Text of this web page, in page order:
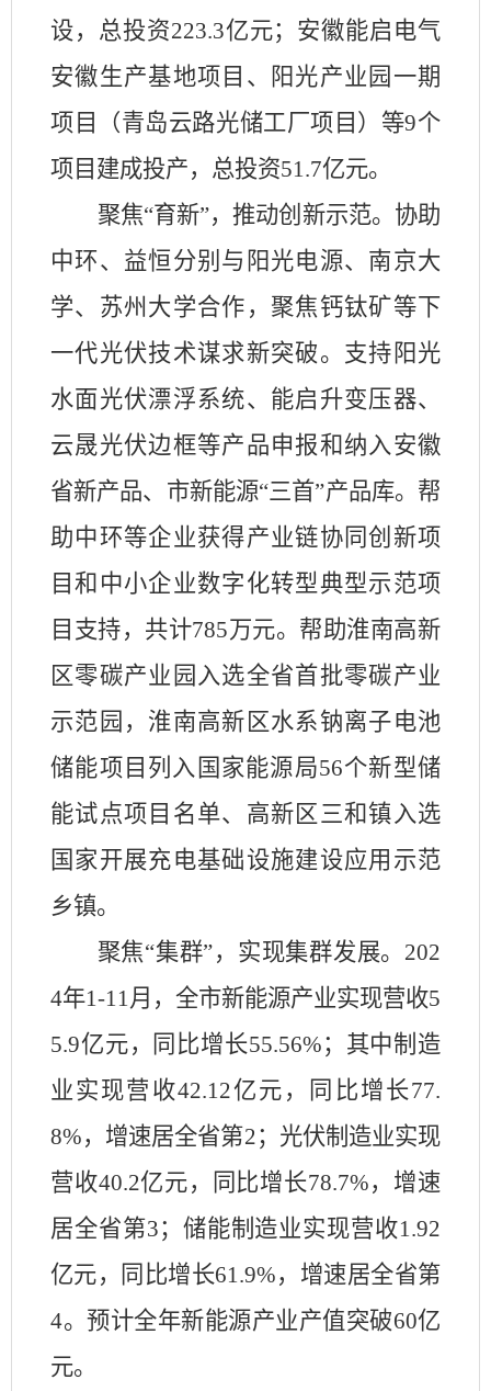
设，总投资223.3亿元；安徽能启电气
安徽生产基地项目、阳光产业园一期
项目（青岛云路光储工厂项目）等9个
项目建成投产，总投资51.7亿元。
聚焦“育新”，推动创新示范。协助
中环、益恒分别与阳光电源、南京大
学、苏州大学合作，聚焦钙钛矿等下
一代光伏技术谋求新突破。支持阳光
水面光伏漂浮系统、能启升变压器、
云晟光伏边框等产品申报和纳入安徽
省新产品、市新能源“三首”产品库。帮
助中环等企业获得产业链协同创新项
目和中小企业数字化转型典型示范项
目支持，共计785万元。帮助淮南高新
区零碳产业园入选全省首批零碳产业
示范园，淮南高新区水系钠离子电池
储能项目列入国家能源局56个新型储
能试点项目名单、高新区三和镇入选
国家开展充电基础设施建设应用示范
乡镇。
聚焦“集群”，实现集群发展。 202
4年1-11月，全市新能源产业实现营收5
5.9亿元，同比增长55.56%；其中制造
业实现营收42.12亿元，同比增长77.
8%，增速居全省第2；光伏制造业实现
营收40.2亿元，同比增长78.7%，增速
居全省第3；储能制造业实现营收1.92
亿元，同比增长61.9%，增速居全省第
4。预计全年新能源产业产值突破60亿
元。